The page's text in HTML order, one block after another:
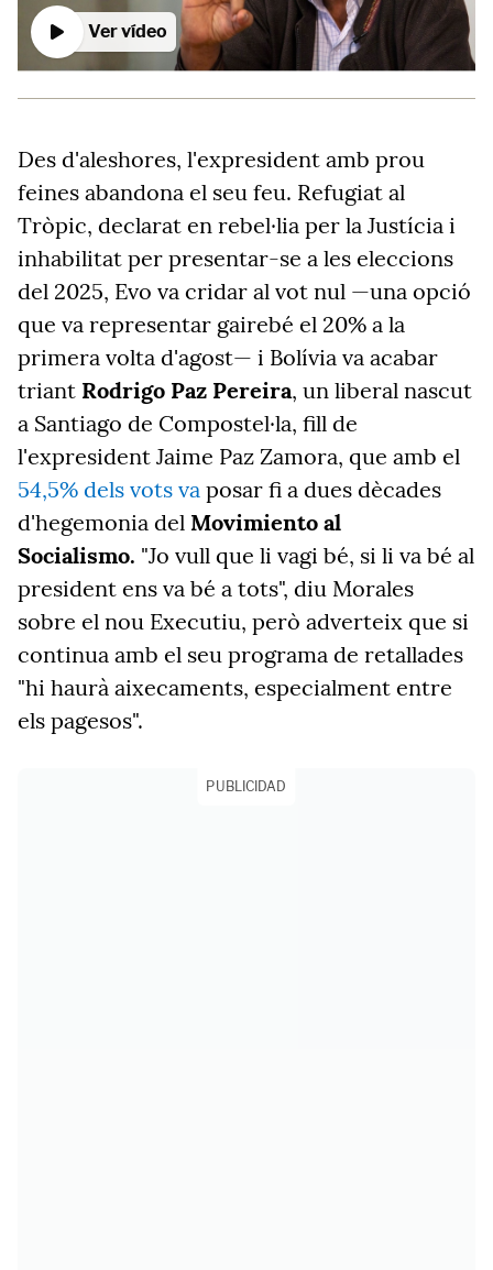
Ver vídeo
Des d'aleshores, l'expresident amb prou
feines abandona el seu feu. Refugiat al
Tròpic, declarat en rebel·lia per la Justícia i
inhabilitat per presentar-se a les eleccions
del 2025, Evo va cridar al vot nul —una opció
que va representar gairebé el 20% a la
primera volta d'agost— i Bolívia va acabar
triant Rodrigo Paz Pereira, un liberal nascut
a Santiago de Compostel·la, fill de
l'expresident Jaime Paz Zamora, que amb el
54,5% dels vots va posar fi a dues dècades
d'hegemonia del Movimiento al
Socialismo. "Jo vull que li vagi bé, si li va bé al
president ens va bé a tots", diu Morales
sobre el nou Executiu, però adverteix que si
continua amb el seu programa de retallades
"hi haurà aixecaments, especialment entre
els pagesos".
PUBLICIDAD